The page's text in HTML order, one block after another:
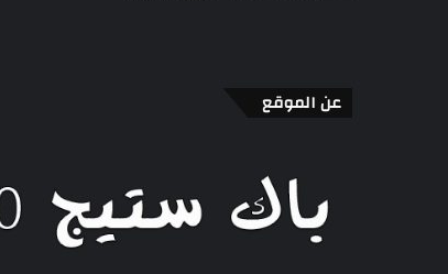
عن الموقع